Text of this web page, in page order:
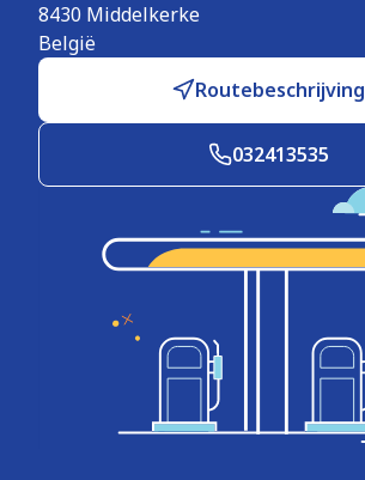
8430 Middelkerke
België
Routebeschrijving
032413535